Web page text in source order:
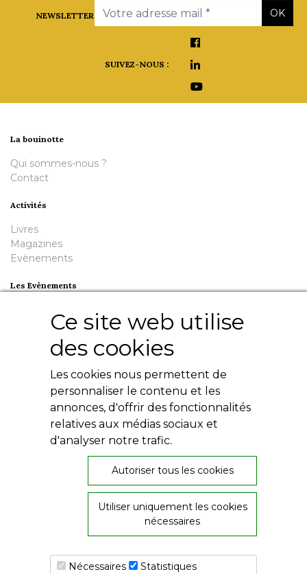
Ce site web utilise
des cookies
Les cookies nous permettent de
personnaliser le contenu et les
annonces, d'offrir des fonctionnalités
relatives aux médias sociaux et
d'analyser notre trafic.
Autoriser tous les cookies
Utiliser uniquement les cookies
nécessaires
Nécessaires Statistiques
NEWSLETTER
Email OK
SUIVEZ-NOUS :
La bouinotte
Qui sommes-nous ?
Contact
Activités
Livres
Magazines
Evènements
Les Evènements
Nuit de la Bouinotte
Besoin d'aide ?
Livres numériques
Mentions légales
Conditions générales
Politique de confidentialité
36000 Châteauroux
02 54 60 08 06